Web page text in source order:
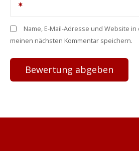
Name, E-Mail-Adresse und Website
meinen nächsten Kommentar speichern.